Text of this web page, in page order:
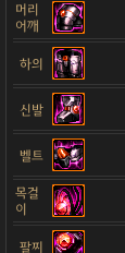
머리
어깨
하의
신발
벨트
목걸
이
팔찌